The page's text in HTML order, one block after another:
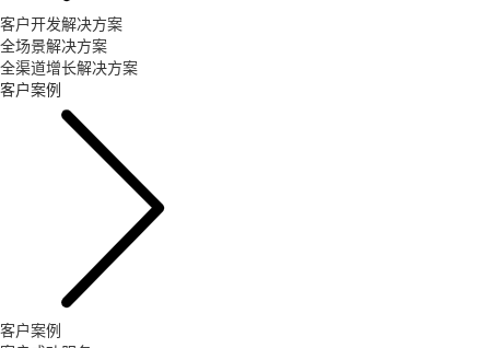
客户开发解决方案
全场景解决方案
全渠道增长解决方案
客户案例
客户案例